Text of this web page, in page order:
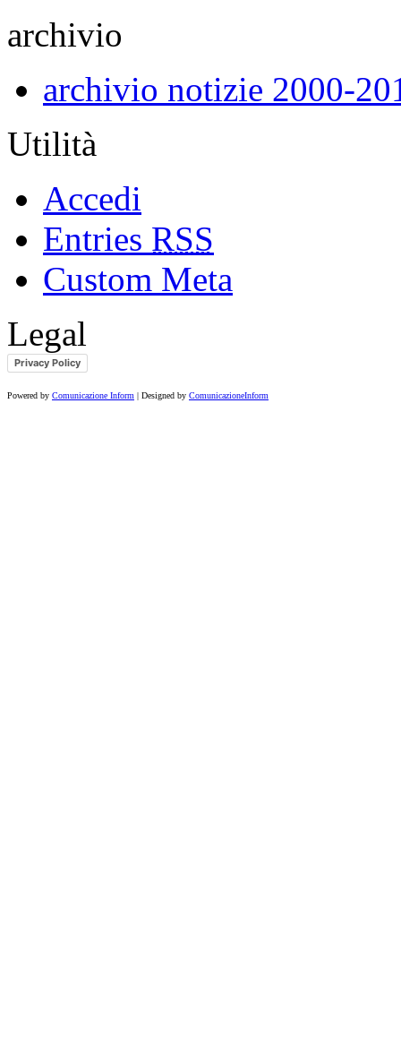
archivio
archivio notizie 2000-
Utilità
Accedi
Entries RSS
Custom Meta
Legal
Privacy Policy
Powered by Comunicazione Inform | Designed by ComunicazioneInform